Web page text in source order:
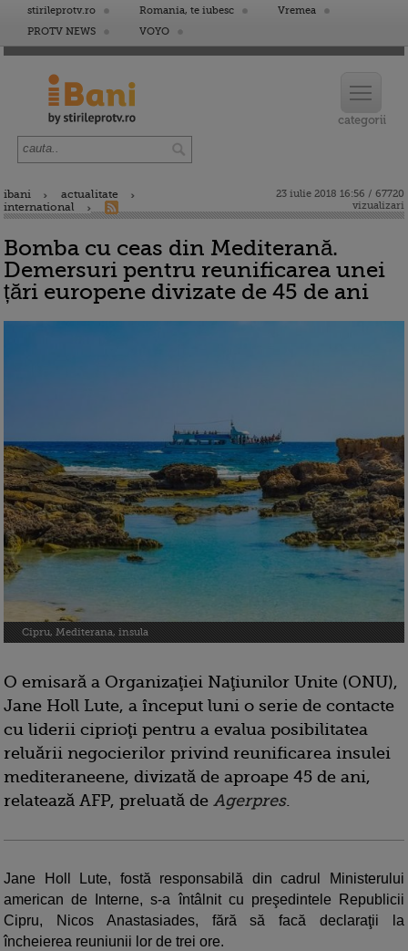
stirileprotv.ro Romania, te iubesc
Vremea
PROTV NEWS
VOYO
ibani
actualitate
international
23 iulie 2018 16:56 / 67720
vizualizari
Bomba cu ceas din Mediterană.
Demersuri pentru reunificarea unei
țări europene divizate de 45 de ani
Cipru, Mediterana, insula
O emisară a Organizaţiei Naţiunilor Unite (ONU),
Jane Holl Lute, a început luni o serie de contacte
cu liderii ciprioţi pentru a evalua posibilitatea
reluării negocierilor privind reunificarea insulei
mediteraneene, divizată de aproape 45 de ani,
relatează AFP, preluată de Agerpres.
Jane Holl Lute, fostă responsabilă din cadrul Ministerului
american de Interne, s-a întâlnit cu preşedintele Republicii
Cipru, Nicos Anastasiades, fără să facă declaraţii la
încheierea reuniunii lor de trei ore.